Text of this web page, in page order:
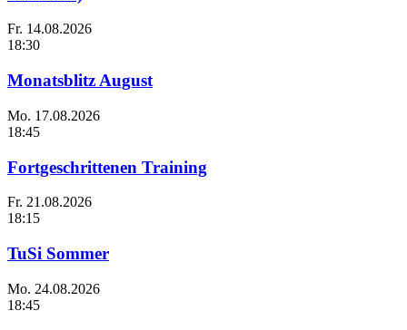
Fr. 14.08.2026
18:30
Monatsblitz August
Mo. 17.08.2026
18:45
Fortgeschrittenen Training
Fr. 21.08.2026
18:15
TuSi Sommer
Mo. 24.08.2026
18:45